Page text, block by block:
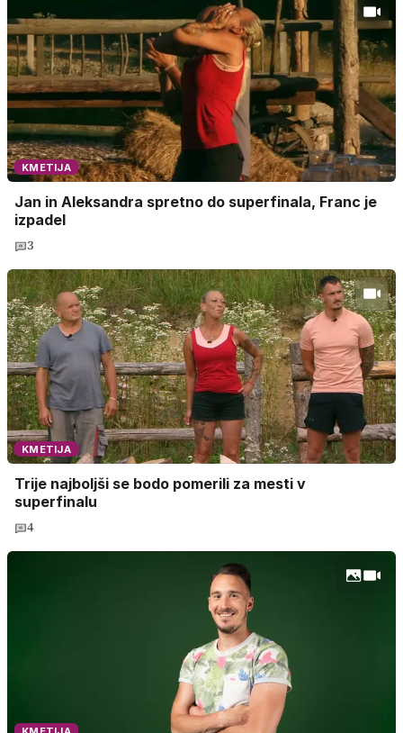
KMETIJA
Jan in Aleksandra spretno do superfinala, Franc je
izpadel
3
KMETIJA
Trije najboljši se bodo pomerili za mesti v
superfinalu
4